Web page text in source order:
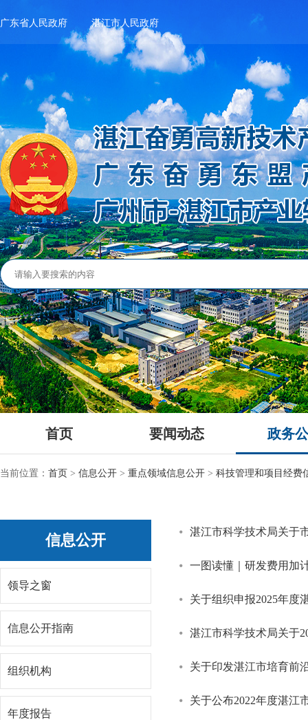
广东省人民政府 湛江市人民政府
首页 要闻动态 政务
当前位置： 首页 > 信息公开 > 重点领域信息公开 > 科技管理和项目经费
信息公开
领导之窗
信息公开指南
组织机构
年度报告
湛江市科学技术局关于
一图读懂｜研发费用
关于组织申报2025年度
湛江市科学技术局关于
关于印发湛江市培育前
关于公布2022年度湛江